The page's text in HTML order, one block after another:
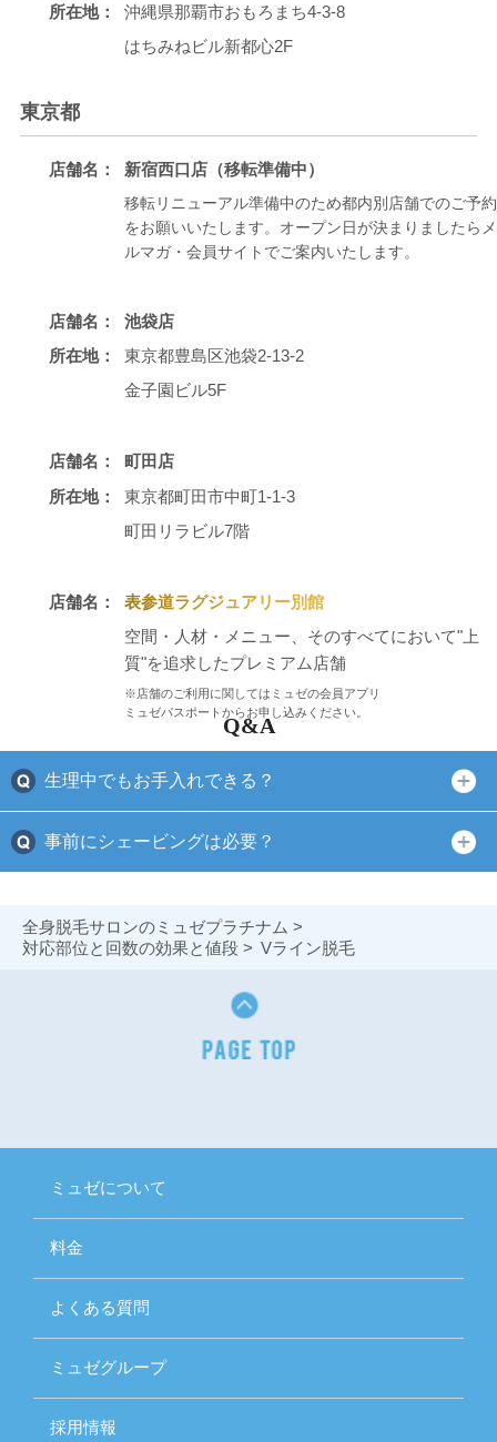
所在地：
沖縄県那覇市おもろまち4-3-8
はちみねビル新都心2F
東京都
店舗名： 新宿西口店（移転準備中）
移転リニューアル準備中のため都内別店舗でのご予約
をお願いいたします。オープン日が決まりましたらメ
ルマガ・会員サイトでご案内いたします。
店舗名：
池袋店
所在地：
東京都豊島区池袋2-13-2
金子園ビル5F
店舗名：
町田店
所在地：
東京都町田市中町1-1-3
町田リラビル7階
店舗名：
表参道ラグジュアリー別館
空間・人材・メニュー、そのすべてにおいて"上
質"を追求したプレミアム店舗
※店舗のご利用に関してはミュゼの会員アプリ
ミュゼパスポートからお申し込みください。
Q&A
生理中でもお手入れできる？
事前にシェービングは必要？
全身脱毛サロンのミュゼプラチナム
対応部位と回数の効果と値段
Vライン脱毛
ミュゼについて
料金
よくある質問
ミュゼグループ
採用情報